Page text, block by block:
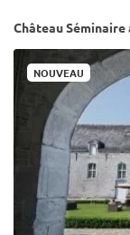
Château
NOUVEAU